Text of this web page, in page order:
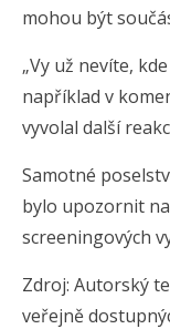
mohou být
„Vy už nevíte,
například v
vyvolal další
Samotné
bylo upozornit
screeningových
Zdroj: Autorský
veřejně